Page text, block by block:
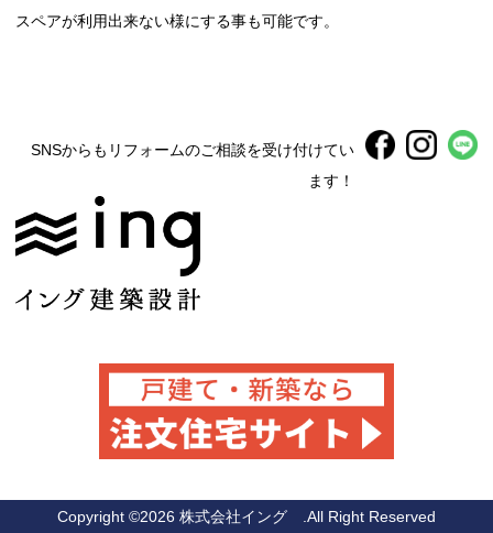
スペアが利用出来ない様にする事も可能です。
SNSからもリフォームのご相談を受け付けてい
ます！
Copyright ©2026 株式会社イング .All Right Reserved